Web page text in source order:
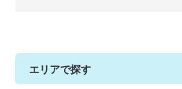
エリアで探す